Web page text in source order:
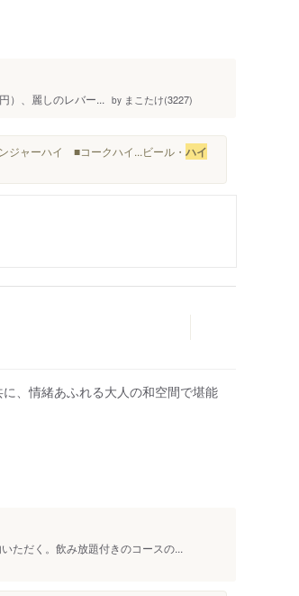
）、麗しのレバー... by まこたけ(3227)
ャーハイ ■コークハイ...ビール・ ハイ
、情緒あふれる大人の和空間で堪能
ただく。飲み放題付きのコースの...